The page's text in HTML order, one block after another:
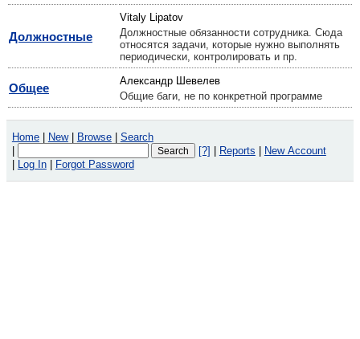
Должностные
Vitaly Lipatov
Должностные обязанности сотрудника. Сюда
относятся задачи, которые нужно выполнять
периодически, контролировать и пр.
Общее
Александр Шевелев
Общие баги, не по конкретной программе
Home New Browse
Search
[?] Reports
New Account
Log In Forgot Password